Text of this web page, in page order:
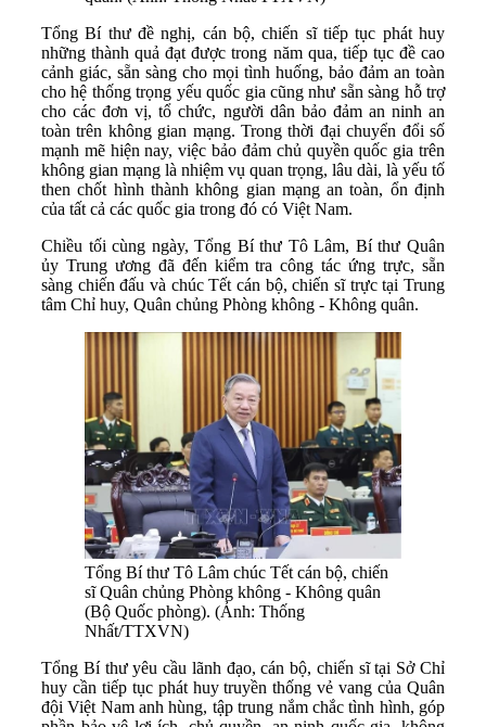
Tổng Bí thư đề nghị, cán bộ, chiến sĩ tiếp tục phát huy
những thành quả đạt được trong năm qua, tiếp tục đề cao
cảnh giác, sẵn sàng cho mọi tình huống, bảo đảm an toàn
cho hệ thống trọng yếu quốc gia cũng như sẵn sàng hỗ trợ
cho các đơn vị, tổ chức, người dân bảo đảm an ninh an
toàn trên không gian mạng. Trong thời đại chuyển đổi số
mạnh mẽ hiện nay, việc bảo đảm chủ quyền quốc gia trên
không gian mạng là nhiệm vụ quan trọng, lâu dài, là yếu tố
then chốt hình thành không gian mạng an toàn, ổn định
của tất cả các quốc gia trong đó có Việt Nam.
Chiều tối cùng ngày, Tổng Bí thư Tô Lâm, Bí thư Quân
ủy Trung ương đã đến kiểm tra công tác ứng trực, sẵn
sàng chiến đấu và chúc Tết cán bộ, chiến sĩ trực tại Trung
tâm Chỉ huy, Quân chủng Phòng không - Không quân.
Tổng Bí thư Tô Lâm chúc Tết cán bộ, chiến
sĩ Quân chủng Phòng không - Không quân
(Bộ Quốc phòng). (Ảnh: Thống
Nhất/TTXVN)
Tổng Bí thư yêu cầu lãnh đạo, cán bộ, chiến sĩ tại Sở Chỉ
huy cần tiếp tục phát huy truyền thống vẻ vang của Quân
đội Việt Nam anh hùng, tập trung nắm chắc tình hình, góp